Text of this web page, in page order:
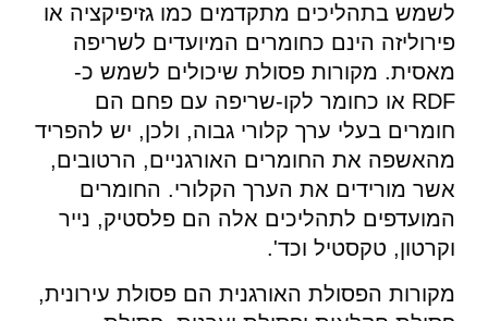
לשמש בתהליכים מתקדמים כמו גזיפיקציה או
פירוליזה הינם כחומרים המיועדים לשריפה
מאסית. מקורות פסולת שיכולים לשמש כ-
RDF או כחומר לקו-שריפה עם פחם הם
חומרים בעלי ערך קלורי גבוה, ולכן, יש להפריד
מהאשפה את החומרים האורגניים, הרטובים,
אשר מורידים את הערך הקלורי. החומרים
המועדפים לתהליכים אלה הם פלסטיק, נייר
וקרטון, טקסטיל וכד'.
מקורות הפסולת האורגנית הם פסולת עירונית,